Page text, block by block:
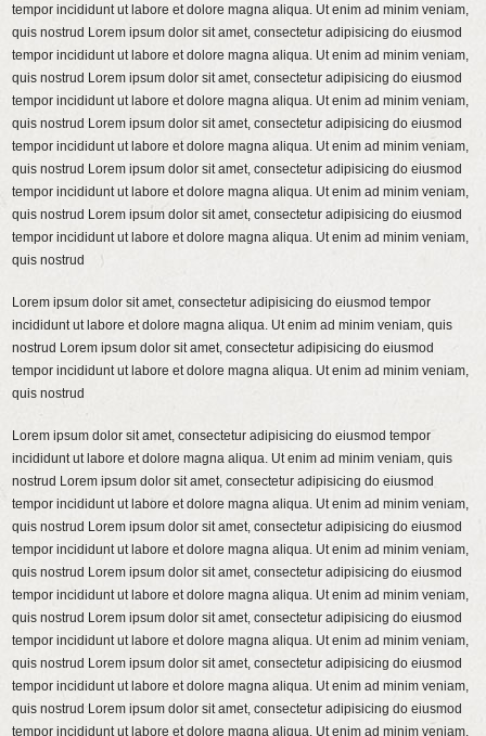
tempor incididunt ut labore et dolore magna aliqua. Ut enim ad minim veniam,
quis nostrud Lorem ipsum dolor sit amet, consectetur adipisicing do eiusmod
tempor incididunt ut labore et dolore magna aliqua. Ut enim ad minim veniam,
quis nostrud Lorem ipsum dolor sit amet, consectetur adipisicing do eiusmod
tempor incididunt ut labore et dolore magna aliqua. Ut enim ad minim veniam,
quis nostrud Lorem ipsum dolor sit amet, consectetur adipisicing do eiusmod
tempor incididunt ut labore et dolore magna aliqua. Ut enim ad minim veniam,
quis nostrud Lorem ipsum dolor sit amet, consectetur adipisicing do eiusmod
tempor incididunt ut labore et dolore magna aliqua. Ut enim ad minim veniam,
quis nostrud Lorem ipsum dolor sit amet, consectetur adipisicing do eiusmod
tempor incididunt ut labore et dolore magna aliqua. Ut enim ad minim veniam,
quis nostrud
Lorem ipsum dolor sit amet, consectetur adipisicing do eiusmod tempor
incididunt ut labore et dolore magna aliqua. Ut enim ad minim veniam, quis
nostrud Lorem ipsum dolor sit amet, consectetur adipisicing do eiusmod
tempor incididunt ut labore et dolore magna aliqua. Ut enim ad minim veniam,
quis nostrud
Lorem ipsum dolor sit amet, consectetur adipisicing do eiusmod tempor
incididunt ut labore et dolore magna aliqua. Ut enim ad minim veniam, quis
nostrud Lorem ipsum dolor sit amet, consectetur adipisicing do eiusmod
tempor incididunt ut labore et dolore magna aliqua. Ut enim ad minim veniam,
quis nostrud Lorem ipsum dolor sit amet, consectetur adipisicing do eiusmod
tempor incididunt ut labore et dolore magna aliqua. Ut enim ad minim veniam,
quis nostrud Lorem ipsum dolor sit amet, consectetur adipisicing do eiusmod
tempor incididunt ut labore et dolore magna aliqua. Ut enim ad minim veniam,
quis nostrud Lorem ipsum dolor sit amet, consectetur adipisicing do eiusmod
tempor incididunt ut labore et dolore magna aliqua. Ut enim ad minim veniam,
quis nostrud Lorem ipsum dolor sit amet, consectetur adipisicing do eiusmod
tempor incididunt ut labore et dolore magna aliqua. Ut enim ad minim veniam,
quis nostrud Lorem ipsum dolor sit amet, consectetur adipisicing do eiusmod
tempor incididunt ut labore et dolore magna aliqua. Ut enim ad minim veniam,